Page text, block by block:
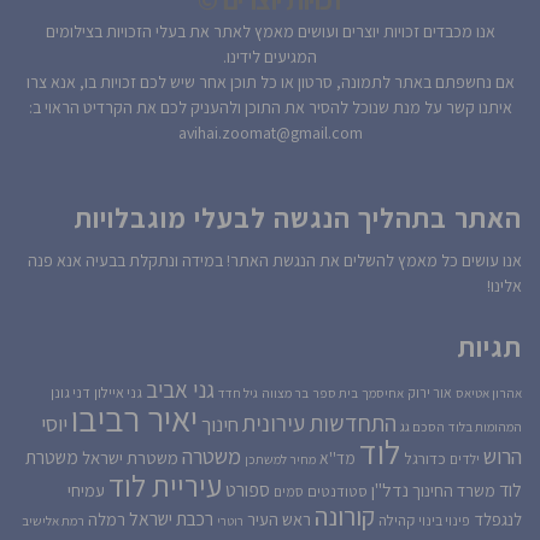
אנו מכבדים זכויות יוצרים ועושים מאמץ לאתר את בעלי הזכויות בצילומים
המגיעים לידינו.
אם נחשפתם באתר לתמונה, סרטון או כל תוכן אחר שיש לכם זכויות בו, אנא צרו
איתנו קשר על מנת שנוכל להסיר את התוכן ולהעניק לכם את הקרדיט הראוי ב:
avihai.zoomat@gmail.com
האתר בתהליך הנגשה לבעלי מוגבלויות
אנו עושים כל מאמץ להשלים את הנגשת האתר! במידה ונתקלת בבעיה אנא פנה
אלינו!
תגיות
אהרון אטיאס אור ירוק אחיסמך בית ספר בר מצווה גיל חדד גני אביב גני איילון דני גונן
המהומות בלוד הסכם גג התחדשות עירוניתחינוך יאיר רביבו יוסי
הרוש ילדים כדורגל לוד מד''א מחיר למשתכן משטרה משטרת ישראל משטרת
לוד משרד החינוך נדל''ן סטודנטים סמים ספורט עיריית לוד עמיחי
לנגפלד פינוי בינוי קהילה קורונה ראש העיר רוטרי רכבת ישראל רמלה רמת אלישיב